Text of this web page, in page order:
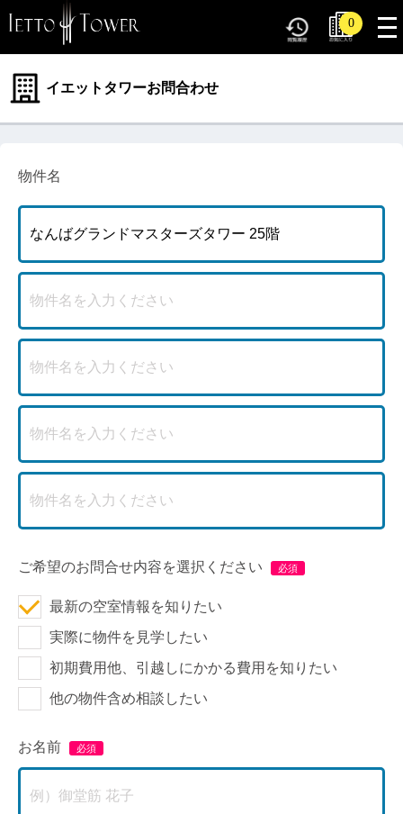
0
イエットタワーお問合わせ
物件名
ご希望のお問合せ内容を選択ください
最新の空室情報を知りたい
実際に物件を見学したい
初期費用他、引越しにかかる費用を知りたい
他の物件含め相談したい
お名前